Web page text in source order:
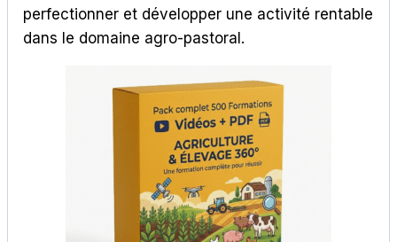
perfectionner et développer une activité rentable
dans le domaine agro-pastoral.